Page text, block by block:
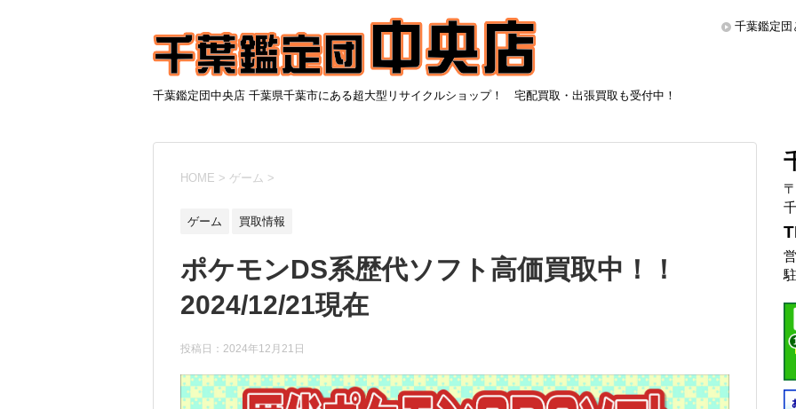
千葉鑑定団中央店 千葉県千葉市にある超大型リサイクルショップ！ 宅配買取・出張買取も受付中！
千葉鑑定団
HOME > ゲーム >
ゲーム 買取情報
ポケモンDS系歴代ソフト高価買取中！！
2024/12/21現在
投稿日： 2024年12月21日